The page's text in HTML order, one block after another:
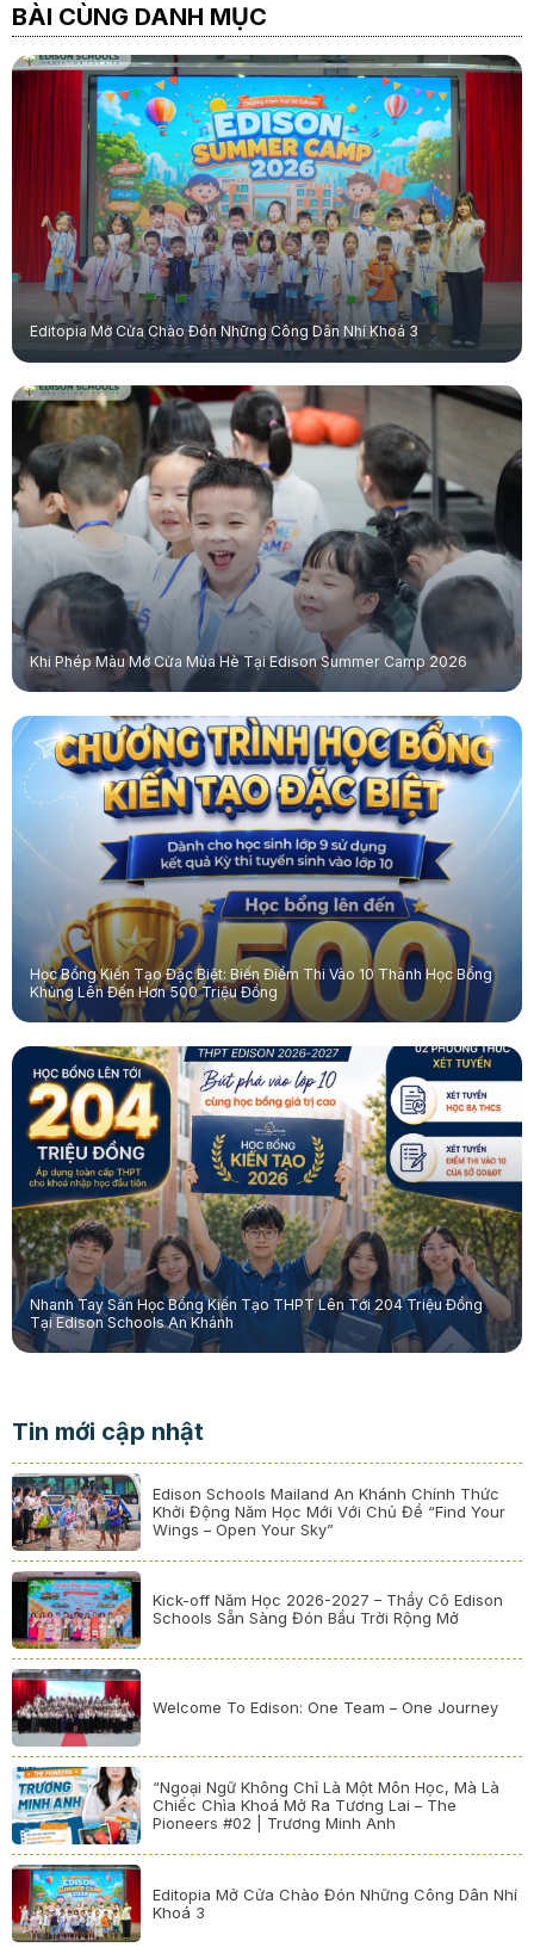
BÀI CÙNG DANH MỤC
Editopia Mở Cửa Chào Đón Những Công Dân Nhí Khoá 3
Khi Phép Màu Mở Cửa Mùa Hè Tại Edison Summer Camp 2026
Học Bổng Kiến Tạo Đặc Biệt: Biến Điểm Thi Vào 10 Thành Học Bổng
Khủng Lên Đến Hơn 500 Triệu Đồng
Nhanh Tay Săn Học Bổng Kiến Tạo THPT Lên Tới 204 Triệu Đồng
Tại Edison Schools An Khánh
Tin mới cập nhật
Edison Schools Mailand An Khánh Chính Thức
Khởi Động Năm Học Mới Với Chủ Đề “Find Your
Wings – Open Your Sky”
Kick-off Năm Học 2026-2027 – Thầy Cô Edison
Schools Sẵn Sàng Đón Bầu Trời Rộng Mở
Welcome To Edison: One Team – One Journey
“Ngoại Ngữ Không Chỉ Là Một Môn Học, Mà Là
Chiếc Chìa Khoá Mở Ra Tương Lai – The
Pioneers #02 | Trương Minh Anh
Editopia Mở Cửa Chào Đón Những Công Dân Nhí
Khoá 3